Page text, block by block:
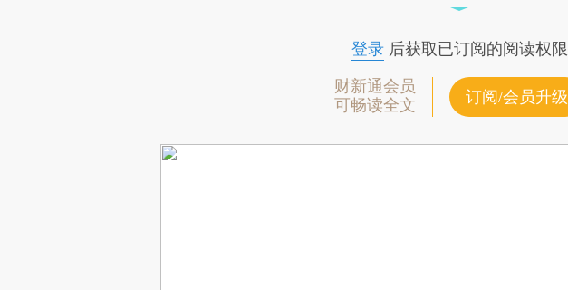
登录后获取已订阅的阅读权限
财新通会员
可畅读全文
订阅/会员升级